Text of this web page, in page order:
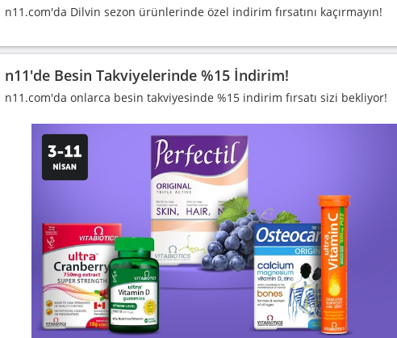
n11.com'da Dilvin sezon ürünlerinde özel indirim fırsatını kaçırmayın!
n11'de Besin Takviyelerinde %15 İndirim!
n11.com'da onlarca besin takviyesinde %15 indirim fırsatı sizi bekliyor!